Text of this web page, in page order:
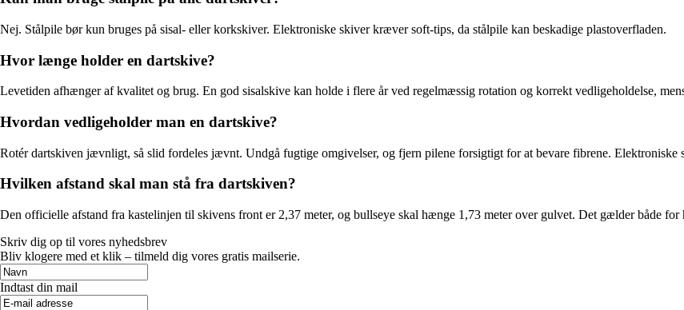
Nej. Stålpile bør kun bruges på sisal- eller korkskiver. Elektroniske skiver kræver soft-tips, da stålpile kan beskadige plastoverfladen.
Hvor længe holder en dartskive?
Levetiden afhænger af kvalitet og brug. En god sisalskive kan holde i flere år ved regelmæssig rotation og korrekt vedligeholdelse,
Hvordan vedligeholder man en dartskive?
Rotér dartskiven jævnligt, så slid fordeles jævnt. Undgå fugtige omgivelser, og fjern pilene forsigtigt for at bevare fibrene. Elektroniske
Hvilken afstand skal man stå fra dartskiven?
Den officielle afstand fra kastelinjen til skivens front er 2,37 meter, og bullseye skal hænge 1,73 meter over gulvet. Det gælder både for
Skriv dig op til vores nyhedsbrev
Bliv klogere med et klik – tilmeld dig vores gratis mailserie.
Indtast din mail